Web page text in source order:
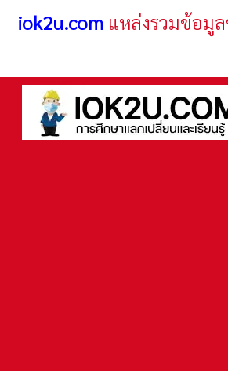
iok2u.com แหล่งรวมข้อมูล